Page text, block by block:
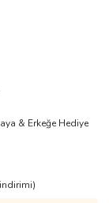
& Erkeğe Hediye